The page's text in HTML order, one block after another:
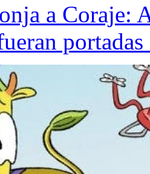
a Coraje:
portadas